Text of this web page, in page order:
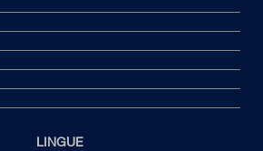
LINGUE